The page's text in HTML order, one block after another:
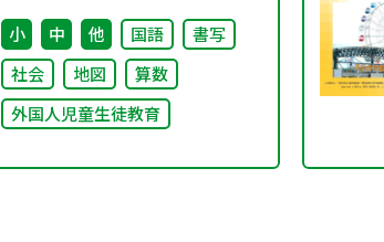
さしい日本語」～
小 中 他 国語
書写
社会
地図
算数
外国人児童生徒教育